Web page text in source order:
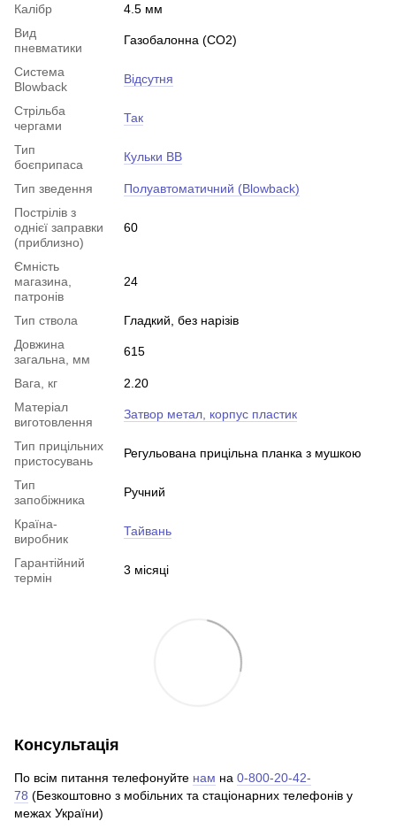
Калібр
4.5 мм
Вид
пневматики
Газобалонна (CO2)
Система
Blowback
Відсутня
Стрільба
чергами
Так
Тип
боєприпаса
Кульки BB
Тип зведення
Полуавтоматичний (Blowback)
Пострілів з
однієї заправки
(приблизно)
60
Ємність
магазина,
патронів
24
Тип ствола
Гладкий, без нарізів
Довжина
загальна, мм
615
Вага, кг
2.20
Матеріал
виготовлення
Затвор метал, корпус пластик
Тип прицільних
пристосувань
Регульована прицільна планка з мушкою
Тип
запобіжника
Ручний
Країна-
виробник
Тайвань
Гарантійний
термін
3 місяці
Консультація
По всім питання телефонуйте нам на 0-800-20-42-
78 (Безкоштовно з мобільних та стаціонарних телефонів у
межах України)